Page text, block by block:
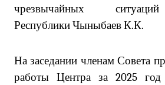
чрезвычайных
Республики Чыныбаев К.К.
На заседании членам Совета
работы Центра за 2025 год